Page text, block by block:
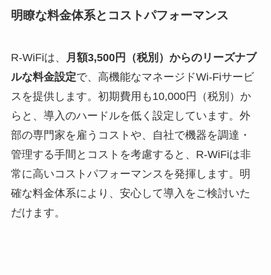
明瞭な料金体系とコストパフォーマンス
R-WiFiは、
月額3,500円（税別）からのリーズナブ
ルな料金設定で、高機能なマネージドWi-Fiサービ
スを提供します。初期費用も10,000円（税別）か
らと、導入のハードルを低く設定しています。外
部の専門家を雇うコストや、自社で機器を調達・
管理する手間とコストを考慮すると、R-WiFiは非
常に高いコストパフォーマンスを発揮します。明
確な料金体系により、安心して導入をご検討いた
だけます。